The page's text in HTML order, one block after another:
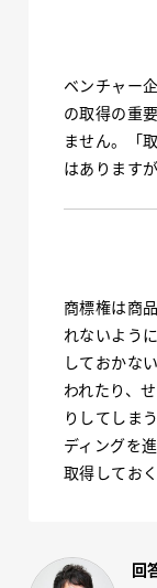
ベンチャー
の取得の重
ません。「
はあります
商標権は商
れないよう
しておかな
われたり、
りしてしま
ディングを
取得してお
回